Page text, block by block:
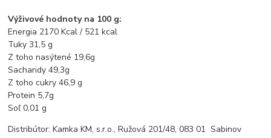
Výživové hodnoty na 100 g:
Energia 2170 Kcal / 521 kcal
Tuky 31,5 g
Z toho nasýtené 19,6g
Sacharidy 49,3g
Z toho cukry 46,9 g
Protein 5,7g
Soľ 0,01 g
Distribútor: Kamka KM, s.r.o., Ružová 201/48, 083 01 Sabinov